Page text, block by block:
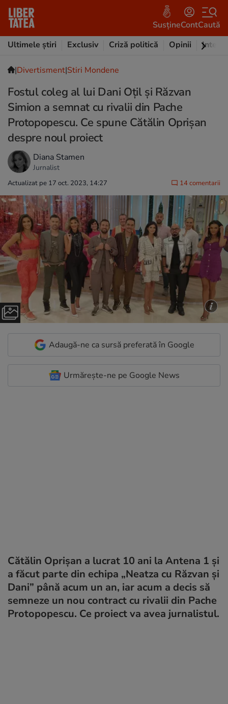
SusțineContCaută
Ultimele știri
Exclusiv Criză politică Opinii
|Divertisment|Stiri Mondene
Fostul coleg al lui Dani Oțil și Răzvan
Simion a semnat cu rivalii din Pache
Protopopescu. Ce spune Cătălin Oprișan
despre noul proiect
Diana Stamen
Jurnalist
Actualizat pe 17 oct. 2023, 14:27 14 comentarii
Adaugă-ne ca sursă preferată în Google
Urmărește-ne pe Google News
Cătălin Oprișan a lucrat 10 ani la Antena 1 și
a făcut parte din echipa „Neatza cu Răzvan și
Dani” până acum un an, iar acum a decis să
semneze un nou contract cu rivalii din Pache
Protopopescu. Ce proiect va avea jurnalistul.